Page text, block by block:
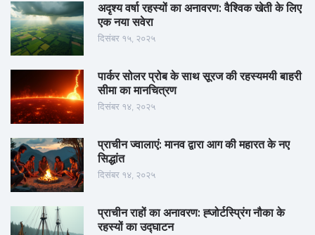
अदृश्य वर्षा रहस्यों का अनावरण: वैश्विक खेती के लिए
एक नया सवेरा
दिसंबर १५, २०२५
पार्कर सोलर प्रोब के साथ सूरज की रहस्यमयी बाहरी
सीमा का मानचित्रण
दिसंबर १४, २०२५
प्राचीन ज्वालाएं: मानव द्वारा आग की महारत के नए
सिद्धांत
दिसंबर १४, २०२५
प्राचीन राहों का अनावरण: ह्जोर्टस्प्रिंग नौका के
रहस्यों का उद्घाटन